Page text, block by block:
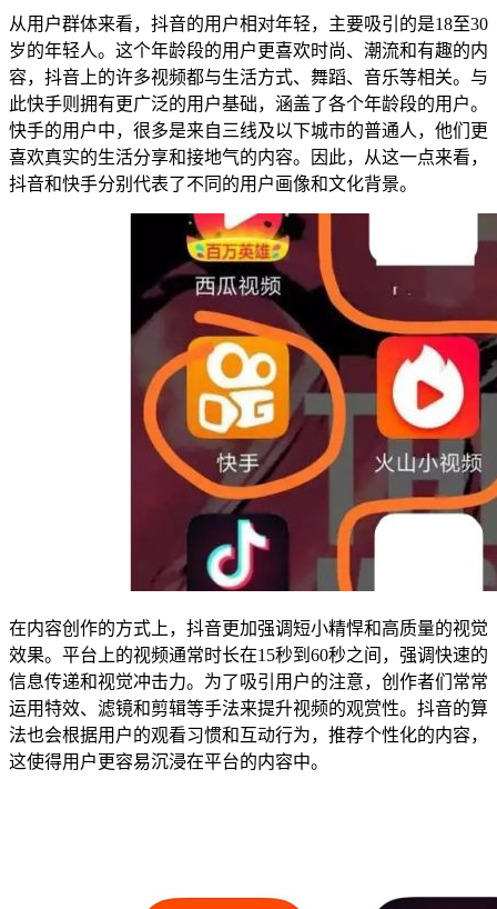
从用户群体来看，抖音的用户相对年轻，主要吸引的是18至30
岁的年轻人。这个年龄段的用户更喜欢时尚、潮流和有趣的内
容，抖音上的许多视频都与生活方式、舞蹈、音乐等相关。与
此快手则拥有更广泛的用户基础，涵盖了各个年龄段的用户。
快手的用户中，很多是来自三线及以下城市的普通人，他们更
喜欢真实的生活分享和接地气的内容。因此，从这一点来看，
抖音和快手分别代表了不同的用户画像和文化背景。
在内容创作的方式上，抖音更加强调短小精悍和高质量的视觉
效果。平台上的视频通常时长在15秒到60秒之间，强调快速的
信息传递和视觉冲击力。为了吸引用户的注意，创作者们常常
运用特效、滤镜和剪辑等手法来提升视频的观赏性。抖音的算
法也会根据用户的观看习惯和互动行为，推荐个性化的内容，
这使得用户更容易沉浸在平台的内容中。